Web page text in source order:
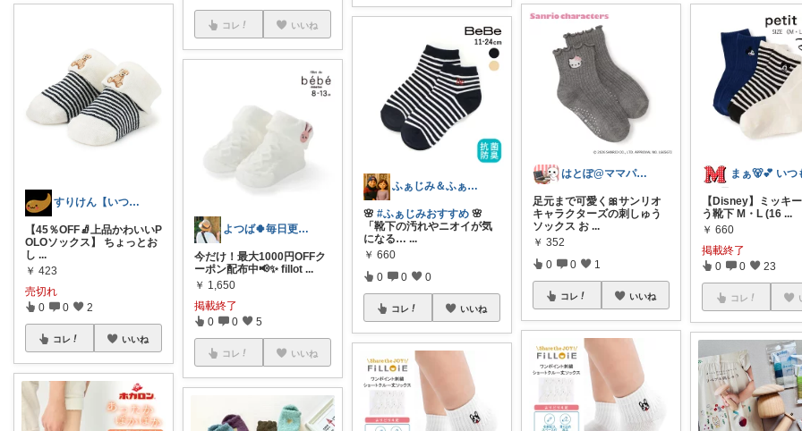
すりけん【いつもありがとう😊】
【45％OFF🧦上品かわいいP
OLOソックス】 ちょっとお
し ...
￥ 423
売切れ
0 0 2
コレ いいね
コレ いいね
よつば🍀毎日更新♪
今だけ！最大1000円OFFク
ーポン配布中📢✨ fillot ...
￥ 1,650
掲載終了
0 0 5
コレ いいね
ふぁじみ＆ふぁじおさん
🌸#ふぁじみおすすめ 🌸
「靴下の汚れやニオイが気
になる… ...
￥ 660
0 0 0
コレ いいね
はとぽ@ママパパの神育児グッズ✨
足元まで可愛く🎀サンリオ
キャラクターズの刺しゅう
ソックス お ...
￥ 352
0 0 1
コレ いいね
【Disney】ミッキ
う靴下 M・L (16 ...
￥ 660
掲載終了
0 0 23
コレ